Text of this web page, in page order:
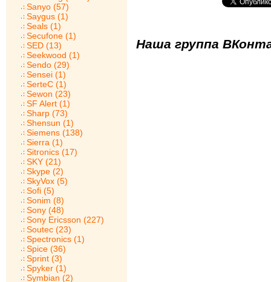
Sanyo (57)
Saygus (1)
Seals (1)
Secufone (1)
SED (13)
Seekwood (1)
Sendo (29)
Sensei (1)
SerteC (1)
Sewon (23)
SF Alert (1)
Sharp (73)
Shensun (1)
Siemens (138)
Sierra (1)
Sitronics (17)
SKY (21)
Skype (2)
SkyVox (5)
Sofi (5)
Sonim (8)
Sony (48)
Sony Ericsson (227)
Soutec (23)
Spectronics (1)
Spice (36)
Sprint (3)
Spyker (1)
Symbian (2)
Наша группа